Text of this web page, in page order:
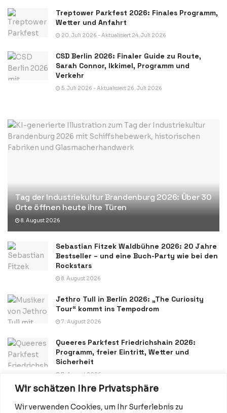
Wir schätzen Ihre Privatsphäre
Wir verwenden Cookies, um Ihr Surferlebnis zu
Treptower Parkfest 2026: Finales Programm,
Wetter und Anfahrt
20. Juli 2026 - Aktualisiert 24. Juli 2026
CSD Berlin 2026: Finaler Guide zu Route,
Sarah Connor, Ikkimel, Programm und
Verkehr
5. Juli 2026 - Aktualisiert 26. Juli 2026
Tag der Industriekultur Brandenburg 2026: Über 30
Orte öffnen heute ihre Türen
8. August 2026
Sebastian Fitzek Waldbühne 2026: 20 Jahre
Bestseller – und eine Buch-Party wie bei den
Rockstars
8. August 2026
Jethro Tull in Berlin 2026: „The Curiosity
Tour“ kommt ins Tempodrom
7. August 2026
Queeres Parkfest Friedrichshain 2026:
Programm, freier Eintritt, Wetter und
Sicherheit
7. August 2026